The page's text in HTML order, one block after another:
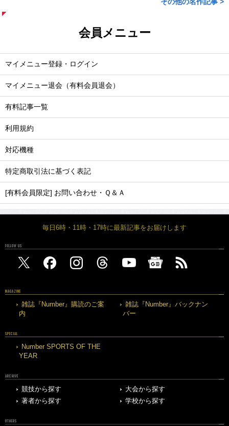
その他の名作記事 >
会員メニュー
マイメニュー登録・ログイン
マイメニュー退会（有料会員退会）
有料記事一覧
利用規約
対応機種
特定商取引法に基づく表記
[有料会員限定] お問い合わせ・Ｑ＆Ａ
毎日6時・11時・17時に最新記事をお届けします
FOLLOW US
MAGAZINE
雑誌『Number』購読のご案
内
雑誌『Number』バックナン
バー
SPECIAL
Number SPORTS OF THE
YEAR
ARCHIVE
競技から探す
大会から探す
著者から探す
学校から探す
OTHERS